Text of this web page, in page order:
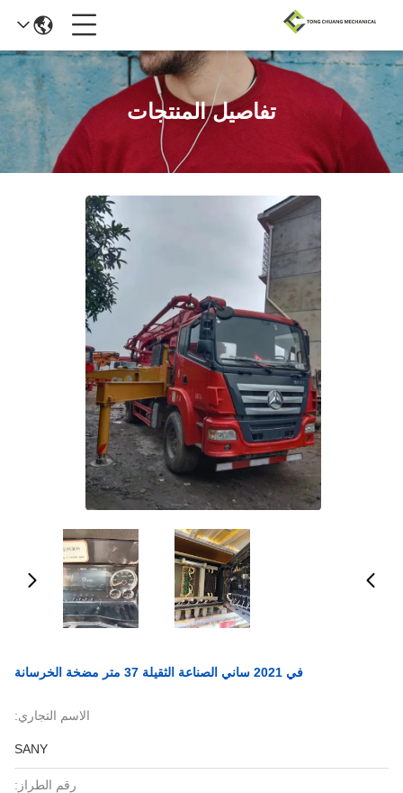
تفاصيل المنتجات
في 2021 ساني الصناعة الثقيلة 37 متر مضخة الخرسانة
الاسم التجاري:
SANY
رقم الطراز: